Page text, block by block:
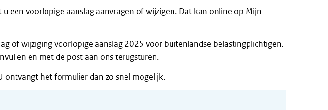
een voorlopige aanslag aanvragen of wijzigen. Dat kan online op Mijn
of wijziging voorlopige aanslag 2025 voor buitenlandse belastingplichtigen.
en met de post aan ons terugsturen.
ontvangt het formulier dan zo snel mogelijk.